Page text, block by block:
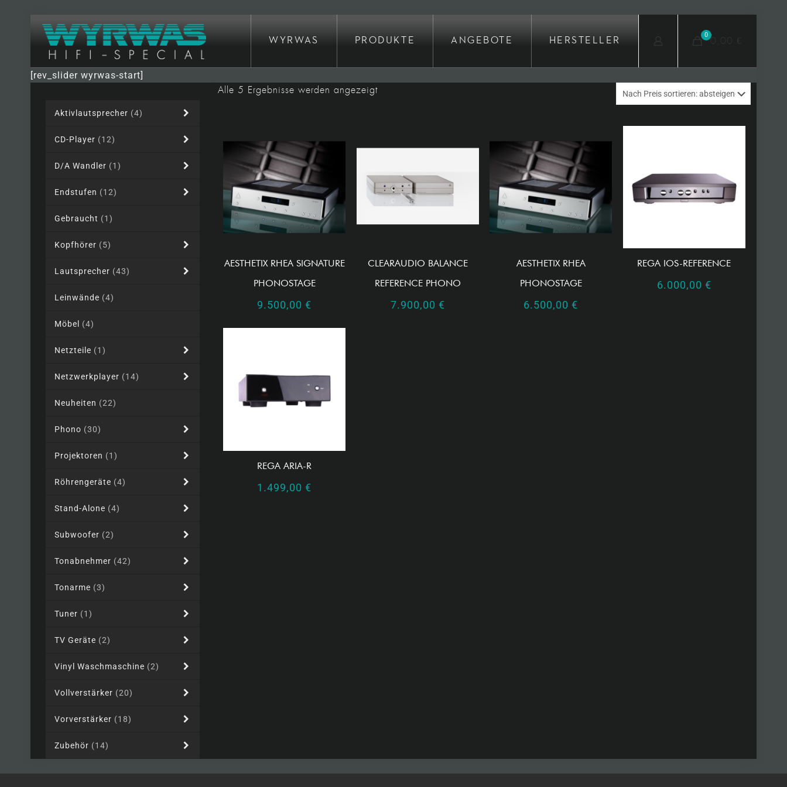
WYRWAS PRODUKTE ANGEBOTE HERSTELLER
0 0,00 €
[rev_slider wyrwas-start]
Alle 5 Ergebnisse werden angezeigtNach
AESTHETIX RHEA SIGNATURE
PHONOSTAGE
9.500,00 €
CLEARAUDIO BALANCE
REFERENCE PHONO
7.900,00 €
AESTHETIX RHEA
PHONOSTAGE
6.500,00 €
REGA IOS-REFERENCE
6.000,00 €
REGA ARIA-R
1.499,00 €
Aktivlautsprecher (4)
CD-Player (12)
D/A Wandler (1)
Endstufen (12)
Gebraucht (1)
Kopfhörer (5)
Lautsprecher (43)
Leinwände (4)
Möbel (4)
Netzteile (1)
Netzwerkplayer (14)
Neuheiten (22)
Phono (30)
Projektoren (1)
Röhrengeräte (4)
Stand-Alone (4)
Subwoofer (2)
Tonabnehmer (42)
Tonarme (3)
Tuner (1)
TV Geräte (2)
Vinyl Waschmaschine (2)
Vollverstärker (20)
Vorverstärker (18)
Zubehör (14)